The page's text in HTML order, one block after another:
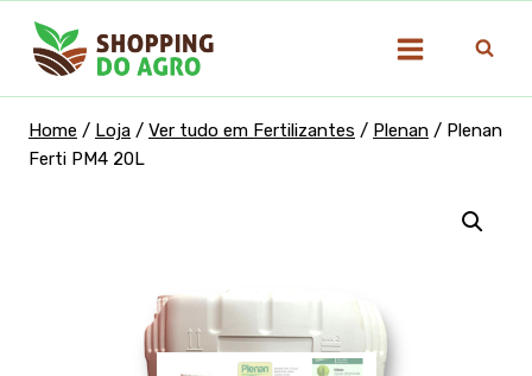
para
Home / Loja / Ver tudo em Fertilizantes / Plenan / Plenan
Ferti PM4 20L